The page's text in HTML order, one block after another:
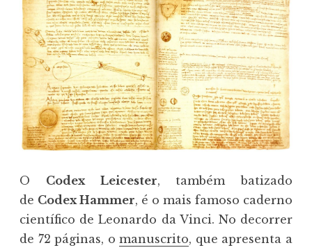
O Codex Leicester, também batizado
de Codex Hammer, é o mais famoso caderno
científico de Leonardo da Vinci. No decorrer
de 72 páginas, omanuscrito, que apresenta a